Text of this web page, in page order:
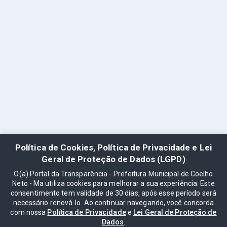
Política de Cookies, Política de Privacidade e Lei
Geral de Proteção de Dados (LGPD)
O(a) Portal da Transparência - Prefeitura Municipal de Coelho
Neto - Ma utiliza cookies para melhorar a sua experiência. Este
consentimento tem validade de 30 dias, após esse período será
necessário renová-lo. Ao continuar navegando, você concorda
com nossa Política de Privacidadee Lei Geral de Proteção de
Dados